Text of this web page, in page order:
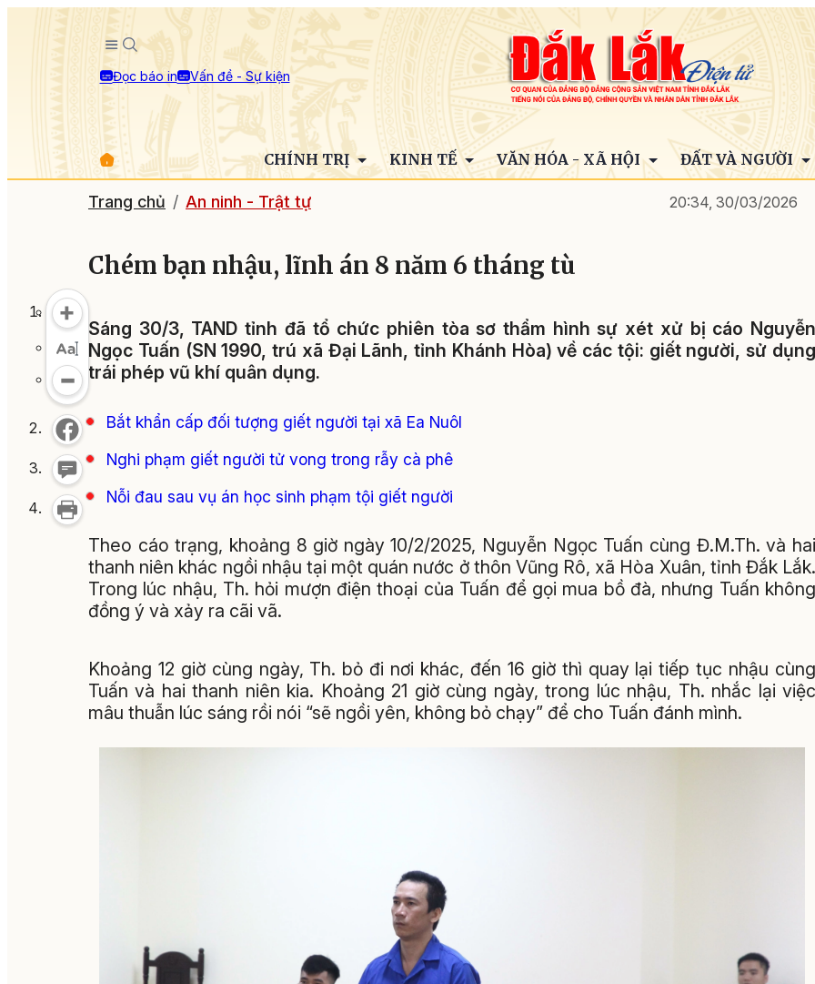
Đọc báo in Vấn đề - Sự kiện
CHÍNH TRỊ KINH TẾ VĂN HÓA - XÃ HỘI ĐẤT VÀ NGƯỜI
Trang chủ An ninh - Trật tự 20:34, 30/03/2026
Chém bạn nhậu, lĩnh án 8 năm 6 tháng tù
Sáng 30/3, TAND tỉnh đã tổ chức phiên tòa sơ thẩm hình sự xét xử bị cáo Nguyễn
Ngọc Tuấn (SN 1990, trú xã Đại Lãnh, tỉnh Khánh Hòa) về các tội: giết người, sử dụng
trái phép vũ khí quân dụng.
Bắt khẩn cấp đối tượng giết người tại xã Ea Nuôl
Nghi phạm giết người tử vong trong rẫy cà phê
Nỗi đau sau vụ án học sinh phạm tội giết người
Theo cáo trạng, khoảng 8 giờ ngày 10/2/2025, Nguyễn Ngọc Tuấn cùng Đ.M.Th. và hai
thanh niên khác ngồi nhậu tại một quán nước ở thôn Vũng Rô, xã Hòa Xuân, tỉnh Đắk Lắk.
Trong lúc nhậu, Th. hỏi mượn điện thoại của Tuấn để gọi mua bồ đà, nhưng Tuấn không
đồng ý và xảy ra cãi vã.
Khoảng 12 giờ cùng ngày, Th. bỏ đi nơi khác, đến 16 giờ thì quay lại tiếp tục nhậu cùng
Tuấn và hai thanh niên kia. Khoảng 21 giờ cùng ngày, trong lúc nhậu, Th. nhắc lại việc
mâu thuẫn lúc sáng rồi nói “sẽ ngồi yên, không bỏ chạy” để cho Tuấn đánh mình.